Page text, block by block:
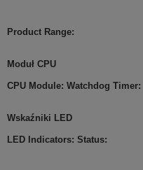
Product Range:
Moduł CPU
CPU Module: Watchdog Timer:
Wskaźniki LED
LED Indicators: Status: